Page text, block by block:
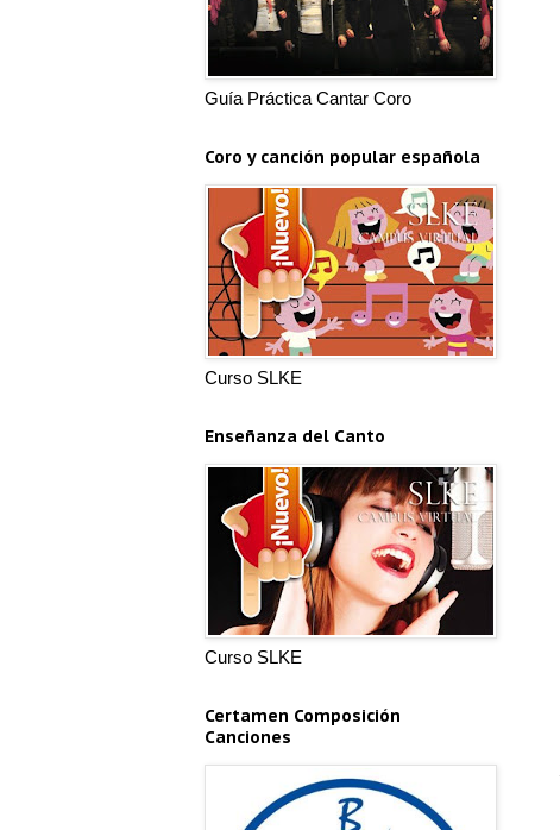
Guía Práctica Cantar Coro
Coro y canción popular española
Curso SLKE
Enseñanza del Canto
Curso SLKE
Certamen Composición
Canciones